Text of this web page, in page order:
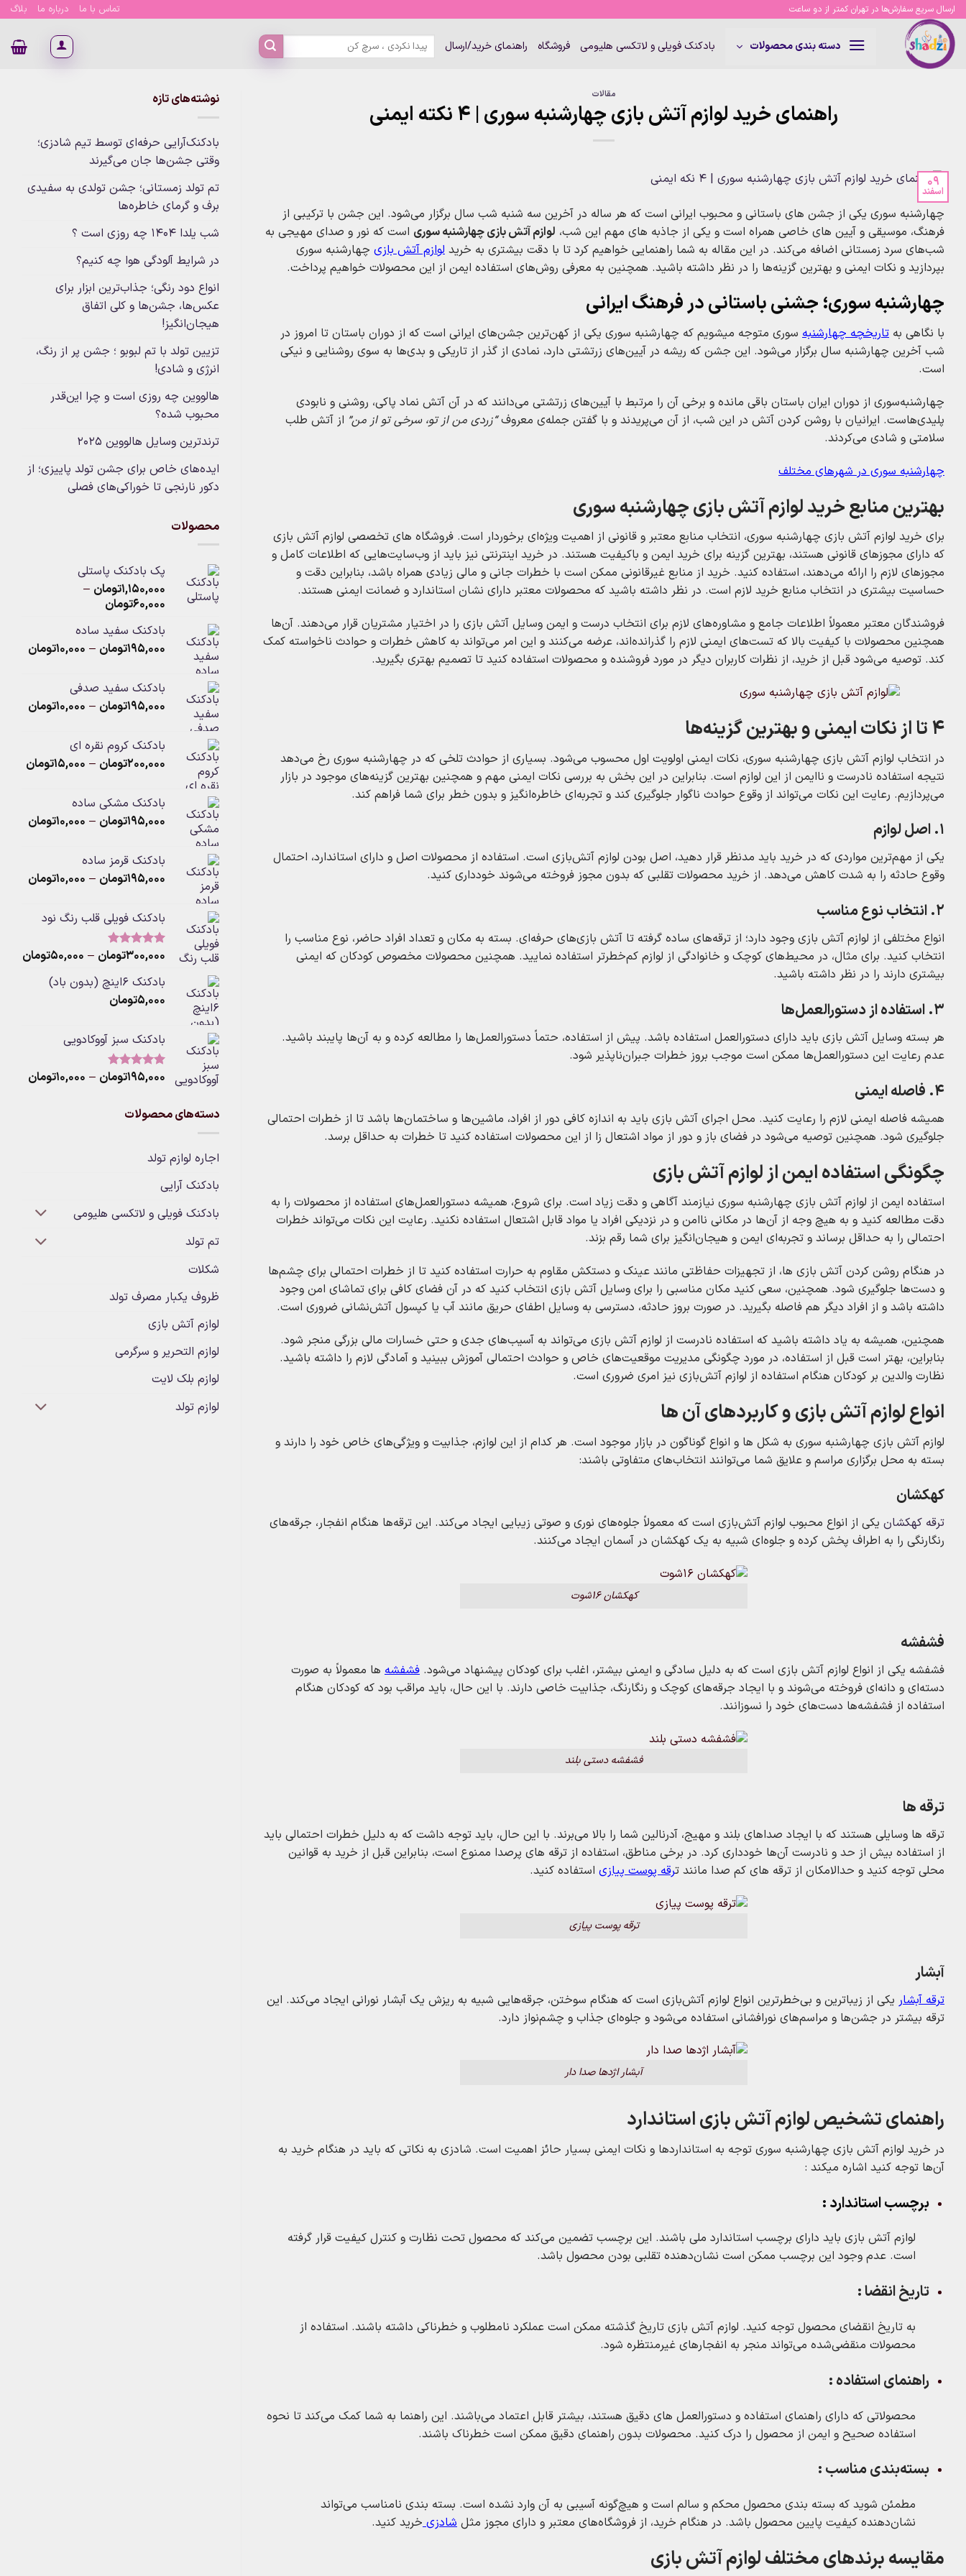
Skip
content
ارسال سریع سفارش‌ها در تهران کمتر از دو ساعت تماس با ما درباره ما بلاگ
دسته بندی محصولات بادکنک فویلی و لاتکسی هلیومی فروشگاه راهنمای خرید/ارسال
جستجو
برای:
مقالات
راهنمای خرید لوازم آتش‌ بازی چهارشنبه‌ سوری | 4 نکته ایمنی
09
اسفند
چهارشنبه‌ سوری یکی از جشن‌ های باستانی و محبوب ایرانی است که هر ساله در آخرین سه‌ شنبه‌ شب سال برگزار می‌شود. این جشن با ترکیبی از
فرهنگ، موسیقی و آیین‌ های خاصی همراه است و یکی از جاذبه‌ های مهم این شب، لوازم آتش‌ بازی چهارشنبه‌ سوری است که نور و صدای مهیجی به
شب‌های سرد زمستانی اضافه می‌کند. در این مقاله به شما راهنمایی خواهیم کرد تا با دقت بیشتری به خرید لوازم آتش‌ بازی چهارشنبه سوری
بپردازید و نکات ایمنی و بهترین گزینه‌ها را در نظر داشته باشید. همچنین به معرفی روش‌های استفاده ایمن از این محصولات خواهیم پرداخت.
چهارشنبه‌ سوری؛ جشنی باستانی در فرهنگ ایرانی
با نگاهی به تاریخچه چهارشنبه سوری متوجه میشویم که چهارشنبه‌ سوری یکی از کهن‌ترین جشن‌های ایرانی است که از دوران باستان تا امروز در
شب آخرین چهارشنبه سال برگزار می‌شود. این جشن که ریشه در آیین‌های زرتشتی دارد، نمادی از گذر از تاریکی و بدی‌ها به سوی روشنایی و نیکی
است.
چهارشنبه‌سوری از دوران ایران باستان باقی مانده و برخی آن را مرتبط با آیین‌های زرتشتی می‌دانند که در آن آتش نماد پاکی، روشنی و نابودی
پلیدی‌هاست. ایرانیان با روشن کردن آتش در این شب، از آن می‌پریدند و با گفتن جمله‌ی معروف“زردی من از تو، سرخی تو از من” از آتش طلب
سلامتی و شادی می‌کردند.
چهارشنبه سوری در شهرهای مختلف
بهترین منابع خرید لوازم آتش‌ بازی چهارشنبه سوری
برای خرید لوازم آتش‌ بازی چهارشنبه‌ سوری، انتخاب منابع معتبر و قانونی از اهمیت ویژه‌ای برخوردار است. فروشگاه‌ های تخصصی لوازم آتش‌ بازی
که دارای مجوزهای قانونی هستند، بهترین گزینه برای خرید ایمن و باکیفیت هستند. در خرید اینترنتی نیز باید از وب‌سایت‌هایی که اطلاعات کامل و
مجوزهای لازم را ارائه می‌دهند، استفاده کنید. خرید از منابع غیرقانونی ممکن است با خطرات جانی و مالی زیادی همراه باشد، بنابراین دقت و
حساسیت بیشتری در انتخاب منابع خرید لازم است. در نظر داشته باشید که محصولات معتبر دارای نشان استاندارد و ضمانت ایمنی هستند.
فروشندگان معتبر معمولاً اطلاعات جامع و مشاوره‌های لازم برای انتخاب درست و ایمن وسایل آتش‌ بازی را در اختیار مشتریان قرار می‌دهند. آن‌ها
همچنین محصولات با کیفیت بالا که تست‌های ایمنی لازم را گذرانده‌اند، عرضه می‌کنند و این امر می‌تواند به کاهش خطرات و حوادث ناخواسته کمک
کند. توصیه می‌شود قبل از خرید، از نظرات کاربران دیگر در مورد فروشنده و محصولات استفاده کنید تا تصمیم بهتری بگیرید.
4 تا از نکات ایمنی و بهترین گزینه‌ها
در انتخاب لوازم آتش‌ بازی چهارشنبه‌ سوری، نکات ایمنی اولویت اول محسوب می‌شود. بسیاری از حوادث تلخی که در چهارشنبه‌ سوری رخ می‌دهد
نتیجه استفاده نادرست و ناایمن از این لوازم است. بنابراین در این بخش به بررسی نکات ایمنی مهم و همچنین بهترین گزینه‌های موجود در بازار
می‌پردازیم. رعایت این نکات می‌تواند از وقوع حوادث ناگوار جلوگیری کند و تجربه‌ای خاطره‌انگیز و بدون خطر برای شما فراهم کند.
1. اصل لوازم
یکی از مهم‌ترین مواردی که در خرید باید مدنظر قرار دهید، اصل بودن لوازم آتش‌بازی است. استفاده از محصولات اصل و دارای استاندارد، احتمال
وقوع حادثه را به شدت کاهش می‌دهد. از خرید محصولات تقلبی که بدون مجوز فروخته می‌شوند خودداری کنید.
2. انتخاب نوع مناسب
انواع مختلفی از لوازم آتش‌ بازی وجود دارد؛ از ترقه‌های ساده گرفته تا آتش‌ بازی‌های حرفه‌ای. بسته به مکان و تعداد افراد حاضر، نوع مناسب را
انتخاب کنید. برای مثال، در محیط‌های کوچک و خانوادگی از لوازم کم‌خطرتر استفاده نمایید. همچنین محصولات مخصوص کودکان که ایمنی
بیشتری دارند را در نظر داشته باشید.
3. استفاده از دستورالعمل‌ها
هر بسته وسایل آتش‌ بازی باید دارای دستورالعمل استفاده باشد. پیش از استفاده، حتماً دستورالعمل‌ها را مطالعه کرده و به آن‌ها پایبند باشید.
عدم رعایت این دستورالعمل‌ها ممکن است موجب بروز خطرات جبران‌ناپذیر شود.
4. فاصله ایمنی
همیشه فاصله ایمنی لازم را رعایت کنید. محل اجرای آتش‌ بازی باید به اندازه کافی دور از افراد، ماشین‌ها و ساختمان‌ها باشد تا از خطرات احتمالی
جلوگیری شود. همچنین توصیه می‌شود در فضای باز و دور از مواد اشتعال‌ زا از این محصولات استفاده کنید تا خطرات به حداقل برسد.
چگونگی استفاده ایمن از لوازم آتش‌ بازی
استفاده ایمن از لوازم آتش‌ بازی چهارشنبه‌ سوری نیازمند آگاهی و دقت زیاد است. برای شروع، همیشه دستورالعمل‌های استفاده از محصولات را به
دقت مطالعه کنید و به هیچ وجه از آن‌ها در مکانی ناامن و در نزدیکی افراد یا مواد قابل اشتعال استفاده نکنید. رعایت این نکات می‌تواند خطرات
احتمالی را به حداقل برساند و تجربه‌ای ایمن و هیجان‌انگیز برای شما رقم بزند.
در هنگام روشن کردن آتش‌ بازی‌ ها، از تجهیزات حفاظتی مانند عینک و دستکش مقاوم به حرارت استفاده کنید تا از خطرات احتمالی برای چشم‌ها
و دست‌ها جلوگیری شود. همچنین، سعی کنید مکان مناسبی را برای وسایل آتش‌ بازی انتخاب کنید که در آن فضای کافی برای تماشای امن وجود
داشته باشد و از افراد دیگر هم فاصله بگیرید. در صورت بروز حادثه، دسترسی به وسایل اطفای حریق مانند آب یا کپسول آتش‌نشانی ضروری است.
همچنین، همیشه به یاد داشته باشید که استفاده نادرست از لوازم آتش‌ بازی می‌تواند به آسیب‌های جدی و حتی خسارات مالی بزرگی منجر شود.
بنابراین، بهتر است قبل از استفاده، در مورد چگونگی مدیریت موقعیت‌های خاص و حوادث احتمالی آموزش ببینید و آمادگی لازم را داشته باشید.
نظارت والدین بر کودکان هنگام استفاده از لوازم آتش‌بازی نیز امری ضروری است.
انواع لوازم آتش‌ بازی و کاربردهای آن‌ ها
لوازم آتش‌ بازی چهارشنبه‌ سوری به شکل‌ ها و انواع گوناگون در بازار موجود است. هر کدام از این لوازم، جذابیت و ویژگی‌های خاص خود را دارند و
بسته به محل برگزاری مراسم و علایق شما می‌توانند انتخاب‌های متفاوتی باشند:
کهکشان
ترقه کهکشان یکی از انواع محبوب لوازم آتش‌بازی است که معمولاً جلوه‌های نوری و صوتی زیبایی ایجاد می‌کند. این ترقه‌ها هنگام انفجار، جرقه‌های
رنگارنگی را به اطراف پخش کرده و جلوه‌ای شبیه به یک کهکشان در آسمان ایجاد می‌کنند.
کهکشان 16شوت
فشفشه‌
فشفشه یکی از انواع لوازم آتش‌ بازی است که به دلیل سادگی و ایمنی بیشتر، اغلب برای کودکان پیشنهاد می‌شود. فشفشه‌ ها معمولاً به صورت
دسته‌ای و دانه‌ای فروخته می‌شوند و با ایجاد جرقه‌های کوچک و رنگارنگ، جذابیت خاصی دارند. با این حال، باید مراقب بود که کودکان هنگام
استفاده از فشفشه‌ها دست‌های خود را نسوزانند.
فشفشه دستی بلند
ترقه ها
ترقه‌ ها وسایلی هستند که با ایجاد صداهای بلند و مهیج، آدرنالین شما را بالا می‌برند. با این حال، باید توجه داشت که به دلیل خطرات احتمالی باید
از استفاده بیش از حد و نادرست آن‌ها خودداری کرد. در برخی مناطق، استفاده از ترقه‌ های پرصدا ممنوع است، بنابراین قبل از خرید به قوانین
محلی توجه کنید و حدالامکان از ترقه های کم صدا مانند ترقه پوست پیازی استفاده کنید.
ترقه پوست پیازی
آبشار
ترقه آبشار یکی از زیباترین و بی‌خطرترین انواع لوازم آتش‌بازی است که هنگام سوختن، جرقه‌هایی شبیه به ریزش یک آبشار نورانی ایجاد می‌کند. این
ترقه بیشتر در جشن‌ها و مراسم‌های نورافشانی استفاده می‌شود و جلوه‌ای جذاب و چشم‌نواز دارد.
آبشار اژدها صدا دار
راهنمای تشخیص لوازم آتش‌ بازی استاندارد
در خرید لوازم آتش‌ بازی چهارشنبه‌ سوری توجه به استانداردها و نکات ایمنی بسیار حائز اهمیت است. شادزی به نکاتی که باید در هنگام خرید به
آن‌ها توجه کنید اشاره میکند :
برچسب استاندارد :
لوازم آتش‌ بازی باید دارای برچسب استاندارد ملی باشند. این برچسب تضمین می‌کند که محصول تحت نظارت و کنترل کیفیت قرار گرفته
است. عدم وجود این برچسب ممکن است نشان‌دهنده تقلبی بودن محصول باشد.
تاریخ انقضا :
به تاریخ انقضای محصول توجه کنید. لوازم آتش‌ بازی تاریخ گذشته ممکن است عملکرد نامطلوب و خطرناکی داشته باشند. استفاده از
محصولات منقضی‌شده می‌تواند منجر به انفجارهای غیرمنتظره شود.
راهنمای استفاده :
محصولاتی که دارای راهنمای استفاده و دستورالعمل‌ های دقیق هستند، بیشتر قابل اعتماد می‌باشند. این راهنما به شما کمک می‌کند تا نحوه
استفاده صحیح و ایمن از محصول را درک کنید. محصولات بدون راهنمای دقیق ممکن است خطرناک باشند.
بسته‌بندی مناسب :
مطمئن شوید که بسته‌ بندی محصول محکم و سالم است و هیچ‌گونه آسیبی به آن وارد نشده است. بسته‌ بندی نامناسب می‌تواند
نشان‌دهنده کیفیت پایین محصول باشد. در هنگام خرید، از فروشگاه‌های معتبر و دارای مجوز مثل شادزی خرید کنید.
مقایسه برندهای مختلف لوازم آتش‌ بازی
نوشته‌های تازه
بادکنک‌آرایی حرفه‌ای توسط تیم شادزی؛
وقتی جشن‌ها جان می‌گیرند
تم تولد زمستانی؛ جشن تولدی به سفیدی
برف و گرمای خاطره‌ها
شب یلدا 1404 چه روزی است ؟
در شرایط آلودگی هوا چه کنیم؟
انواع دود رنگی؛ جذاب‌ترین ابزار برای
عکس‌ها، جشن‌ها و کلی اتفاق
هیجان‌انگیز!
تزیین تولد با تم لبوبو ؛ جشن پر از رنگ،
انرژی و شادی!
هالووین چه روزی است و چرا این‌قدر
محبوب شده؟
ترندترین وسایل هالووین ۲۰۲۵
ایده‌های خاص برای جشن تولد پاییزی؛ از
دکور نارنجی تا خوراکی‌های فصلی
محصولات
پک بادکنک پاستلی
۱,۱۵۰,۰۰۰تومان –
۶۰,۰۰۰تومان
۶۰,۰۰۰تومان
through
بادکنک سفید ساده
۱۹۵,۰۰۰تومان – ۱۰,۰۰۰تومان
بادکنک سفید صدفی
۱۹۵,۰۰۰تومان – ۱۰,۰۰۰تومان
بادکنک کروم نقره ای
۲۰۰,۰۰۰تومان – ۱۵,۰۰۰تومان
بادکنک مشکی ساده
۱۹۵,۰۰۰تومان – ۱۰,۰۰۰تومان
بادکنک قرمز ساده
۱۹۵,۰۰۰تومان – ۱۰,۰۰۰تومان
بادکنک فویلی قلب رنگ نود
نمره5.00
۳۰۰,۰۰۰تومان – ۵۰,۰۰۰تومان
بادکنک ۶اینچ (بدون باد)
۵,۰۰۰تومان
بادکنک سبز آووکادویی
نمره5.00۱۹۵,۰۰۰تومان – ۱۰,۰۰۰تومان
دسته‌های محصولات
اجاره لوازم تولد
بادکنک آرایی
بادکنک فویلی و لاتکسی هلیومی
تم تولد
شکلات
ظروف یکبار مصرف تولد
لوازم آتش بازی
لوازم التحریر و سرگرمی
لوازم بلک لایت
لوازم تولد